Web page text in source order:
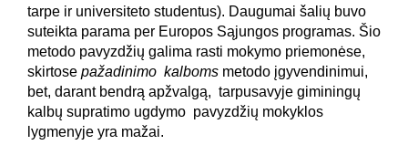
tarpe ir universiteto studentus). Daugumai šalių buvo
suteikta parama per Europos Sąjungos programas. Šio
metodo pavyzdžių galima rasti mokymo priemonėse,
skirtose pažadinimo kalboms metodo įgyvendinimui,
bet, darant bendrą apžvalgą, tarpusavyje giminingų
kalbų supratimo ugdymo pavyzdžių mokyklos
lygmenyje yra mažai.